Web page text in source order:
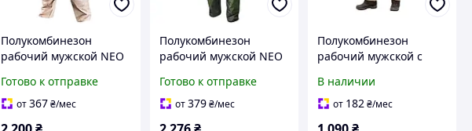
Полукомбинезон
рабочий мужской NEO
(81-320-XXL)
Готово к отправке
от367₴/мес
Полукомбинезон
рабочий мужской NEO
M/50 (81-242-M)
Готово к отправке
от379 ₴/мес
Полукомбинезон
рабочий мужской с
В наличии
от 182₴/мес